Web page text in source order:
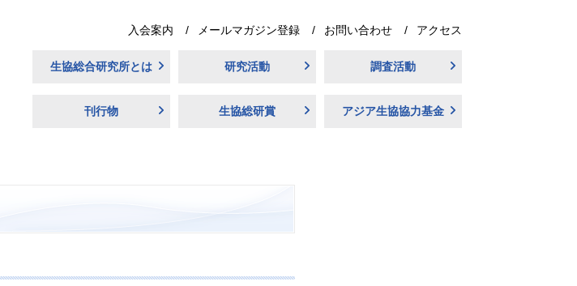
入会案内 メールマガジン登録 お問い合わせ アクセス
生協総合研究所とは 研究活動 調査活動
刊行物 生協総研賞 アジア生協協力基金